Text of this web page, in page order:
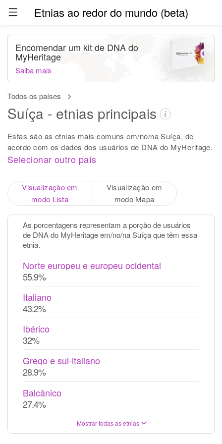
Etnias ao redor do mundo (beta)
Todos os países
Suíça - etnias principais
Estas são as etnias mais comuns em/no/na Suíça, de
acordo com os dados dos usuários de DNA do MyHeritage.
Selecionar outro país
Encomendar um kit de DNA do
MyHeritage
Saiba mais
Visualização em
modo Lista
Visualização em
modo Mapa
As porcentagens representam a porção de usuários
de DNA do MyHeritage em/no/na Suíça que têm essa
etnia.
Norte europeu e europeu ocidental
55.9%
Italiano
43.2%
Ibérico
32%
Grego e sul-italiano
28.9%
Balcânico
27.4%
Mostrar todas as etnias